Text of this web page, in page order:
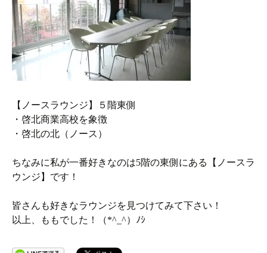
【ノースラウンジ】５階東側
・啓北商業高校を象徴
・啓北の北（ノース）
ちなみに私が一番好きなのは5階の東側にある【ノースラ
ウンジ】です！
皆さんも好きなラウンジを見つけてみて下さい！
以上、ももでした！（*^_^）ﾉｼ